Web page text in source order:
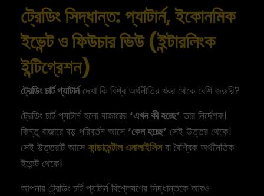
ট্রেডিং সিদ্ধান্ত: প্যাটার্ন, ইকোনমিক
ইভেন্ট ও ফিউচার ভিউ (ইন্টারলিংক
ইন্টিগ্রেশন)
ট্রেডিং চার্ট প্যাটার্নদেখা কি বিশ্ব অর্থনীতির খবর থেকে বেশি জরুরি?
ট্রেডিং চার্ট প্যাটার্ন হলো বাজারের ‘এখন কী হচ্ছে’ তার নির্দেশক।
কিন্তু বাজারে বড় পরিবর্তন আসে ‘কেন হচ্ছে’ সেই উত্তর থেকে।
সেই উত্তরটি আসে ফান্ডামেন্টাল এনালাইসিসবা বৈশ্বিক অর্থনৈতিক
ইভেন্ট থেকে।
আপনার ট্রেডিং চার্ট প্যাটার্ন বিশ্লেষণের সিদ্ধান্তকে আরও